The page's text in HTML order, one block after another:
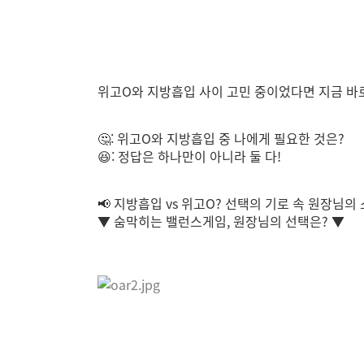
위고O와 지방흡입 사이 고민 중이었다면 지금 바
🤔: 위고O와 지방흡입 중 나에게 필요한 것은?
😆: 정답은 하나만이 아니라 둘 다!
📢 지방흡입 vs 위고O? 선택의 기로 속 원장님의
▼ 숨막히는 밸런스게임, 원장님의 선택은? ▼